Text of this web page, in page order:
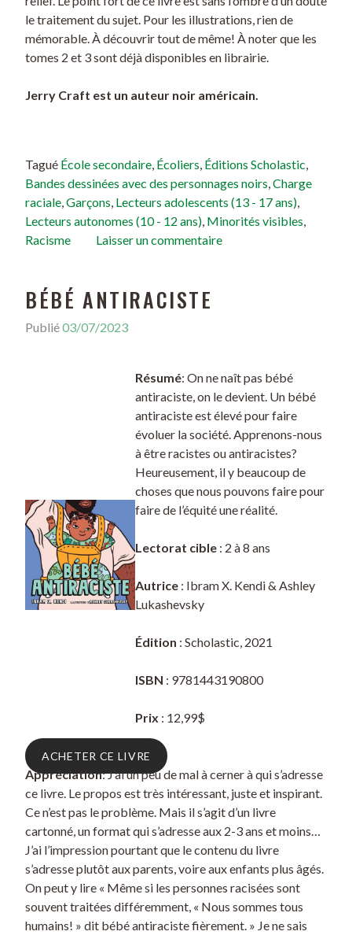
le traitement du sujet. Pour les illustrations, rien de
mémorable. À découvrir tout de même! À noter que les
tomes 2 et 3 sont déjà disponibles en librairie.
Jerry Craft est un auteur noir américain.
Tagué École secondaire, Écoliers, Éditions Scholastic,
Bandes dessinées avec des personnages noirs,Charge
raciale,Garçons, Lecteurs adolescents (13 - 17 ans),
Lecteurs autonomes (10 - 12 ans), Minorités visibles,
Racisme
Laisser un commentaire
BÉBÉ ANTIRACISTE
Publié03/07/2023
Résumé: On ne naît pas bébé
antiraciste, on le devient. Un bébé
antiraciste est élevé pour faire
évoluer la société. Apprenons-nous
à être racistes ou antiracistes?
Heureusement, il y beaucoup de
choses que nous pouvons faire pour
faire de l’équité une réalité.
Lectorat cible : 2 à 8 ans
Autrice : Ibram X. Kendi & Ashley
Lukashevsky
Édition : Scholastic, 2021
ISBN : 9781443190800
Prix : 12,99$
ACHETER CE LIVRE
Appréciation: J’ai un peu de mal à cerner à qui s’adresse
ce livre. Le propos est très intéressant, juste et inspirant.
Ce n’est pas le problème. Mais il s’agit d’un livre
cartonné, un format qui s’adresse aux 2-3 ans et moins…
J’ai l’impression pourtant que le contenu du livre
s’adresse plutôt aux parents, voire aux enfants plus âgés.
On peut y lire « Même si les personnes racisées sont
souvent traitées différemment, « Nous sommes tous
humains! » dit bébé antiraciste fièrement. » Je ne sais